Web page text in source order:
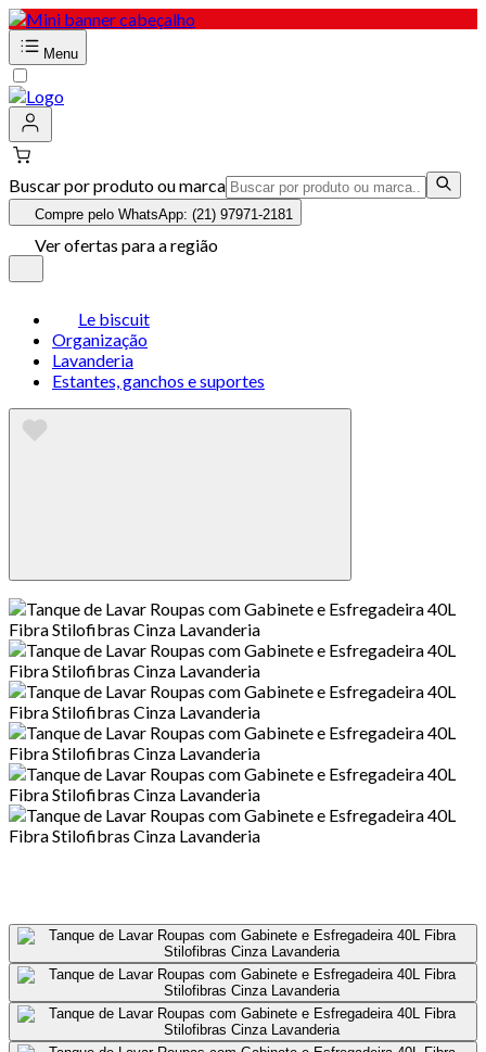
Menu
Buscar por produto ou marca
Compre pelo WhatsApp: (21) 97971-2181
Ver ofertas para a região
Le biscuit
Organização
Lavanderia
Estantes, ganchos e suportes